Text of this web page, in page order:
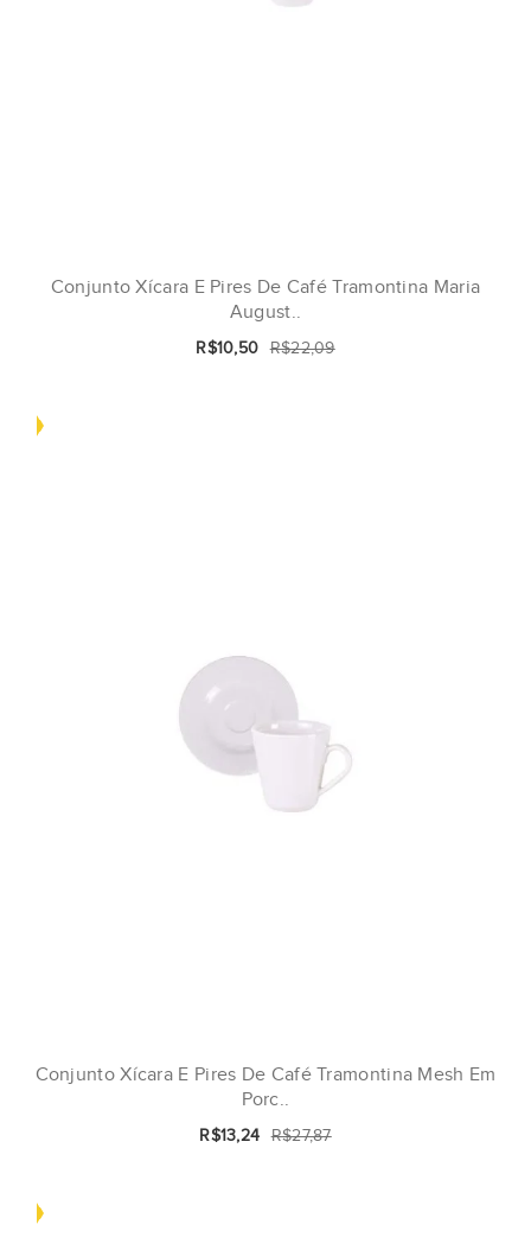
Conjunto Xícara E Pires De Café Tramontina Maria
August..
R$10,50 R$22,09
Conjunto Xícara E Pires De Café Tramontina Mesh Em
Porc..
R$13,24 R$27,87